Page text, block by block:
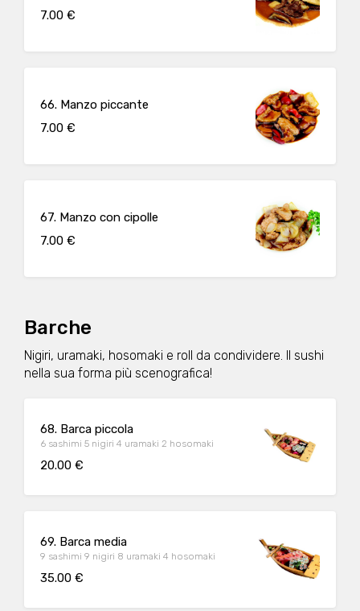
7.00 €
66. Manzo piccante
7.00 €
67. Manzo con cipolle
7.00 €
Barche
Nigiri, uramaki, hosomaki e roll da condividere. Il sushi
nella sua forma più scenografica!
68. Barca piccola
6 sashimi 5 nigiri 4 uramaki 2 hosomaki
20.00 €
69. Barca media
9 sashimi 9 nigiri 8 uramaki 4 hosomaki
35.00 €